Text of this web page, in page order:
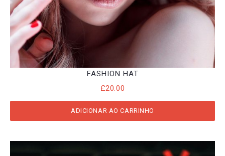
FASHION HAT
£20.00
ADICIONAR AO CARRINHO